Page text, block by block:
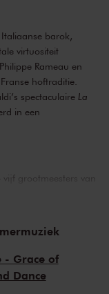
barok,
virtuositeit
Rameau en
hoftraditie.
spectaculaire La
in een
grootmeesters van
dat
dat diep in het hart
- Grace of
Dance